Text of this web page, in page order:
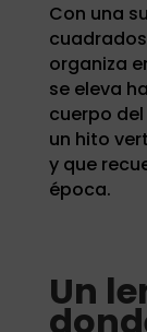
Con una
organiza
se eleva
cuerpo
un hito
y que
época.
Un